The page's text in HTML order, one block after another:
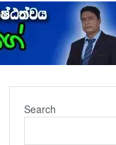
Search